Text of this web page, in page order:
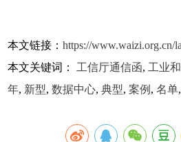
本文链接：https://www.waizi.org.cn/
本文关键词：工信厅通信函,工业
年, 新型,数据中心,典型,案例 ,名单